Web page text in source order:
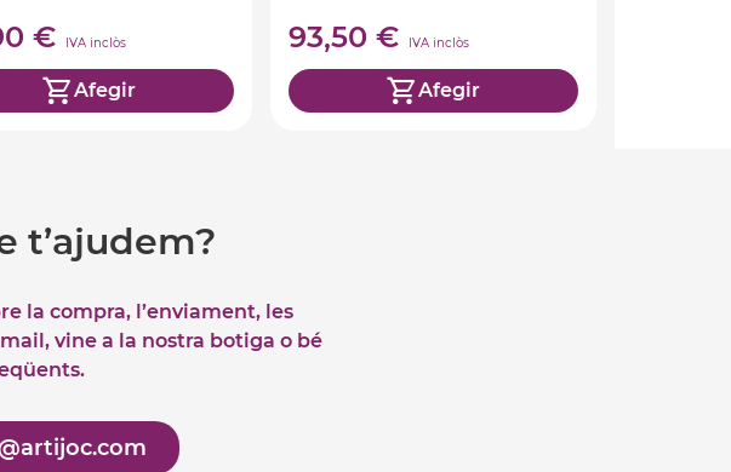
€ IVA inclòs
Afegir
93,50 € IVA inclòs
Afegir
t’ajudem?
la compra, l’enviament, les
vine a la nostra botiga o bé